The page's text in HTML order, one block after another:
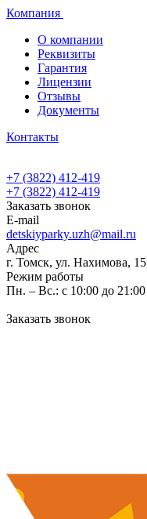
Компания
О компании
Реквизиты
Гарантия
Лицензии
Отзывы
Документы
Контакты
+7 (3822) 412-419
+7 (3822) 412-419
Заказать звонок
E-mail
detskiyparky.uzh@mail.ru
Адрес
г. Томск, ул. Нахимова, 15
Режим работы
Пн. – Вс.: с 10:00 до 21:00
Заказать звонок